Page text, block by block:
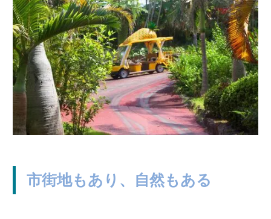
市街地もあり、自然もある